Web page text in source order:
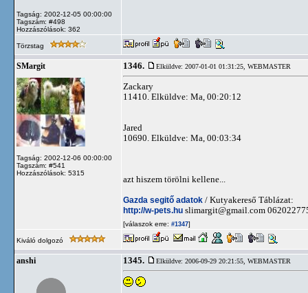
Tagság: 2002-12-05 00:00:00
Tagszám: #498
Hozzászólások: 362
Törzstag
SMargit
Tagság: 2002-12-06 00:00:00
Tagszám: #541
Hozzászólások: 5315
1346. Elküldve: 2007-01-01 01:31:25, WEBMASTER
Zackary
11410. Elküldve: Ma, 00:20:12
Jared
10690. Elküldve: Ma, 00:03:34
azt hiszem törölni kellene...
Gazda segitő adatok / Kutyakereső Táblázat:
http://w-pets.hu slimargit@gmail.com
[válaszok erre: #1347]
Kiváló dolgozó
anshi 1345. Elküldve: 2006-09-29 20:21:55, WEBMASTER